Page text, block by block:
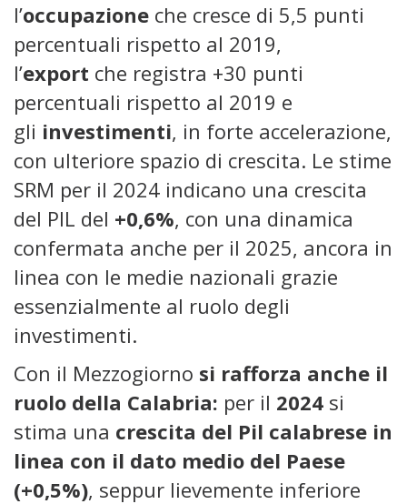
l’occupazione che cresce di 5,5 punti
percentuali rispetto al 2019,
l’export che registra +30 punti
percentuali rispetto al 2019 e
gli investimenti, in forte accelerazione,
con ulteriore spazio di crescita. Le stime
SRM per il 2024 indicano una crescita
del PIL del +0,6%, con una dinamica
confermata anche per il 2025, ancora in
linea con le medie nazionali grazie
essenzialmente al ruolo degli
investimenti.
Con il Mezzogiorno si rafforza anche il
ruolo della Calabria: per il 2024 si
stima una crescita del Pil calabrese in
linea con il dato medio del Paese
(+0,5%), seppur lievemente inferiore